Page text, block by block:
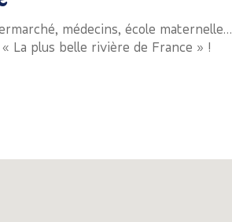
médecins, école maternelle…
La plus belle rivière de France » !